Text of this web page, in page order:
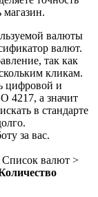
магазин.
валюты
валют.
так как
кликам.
цифровой и
4217, а значит
в стандарте
за вас.
валют >